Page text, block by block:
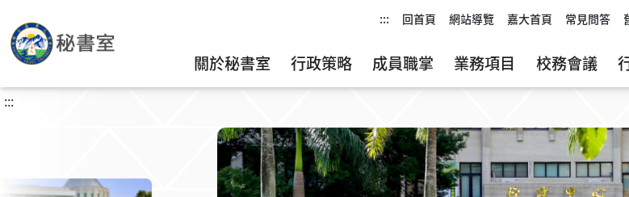
::: 回首頁 網站導覽 嘉大首頁 常見問答
關於秘書室 行政策略 成員職掌 業務項目 校務會議
:::